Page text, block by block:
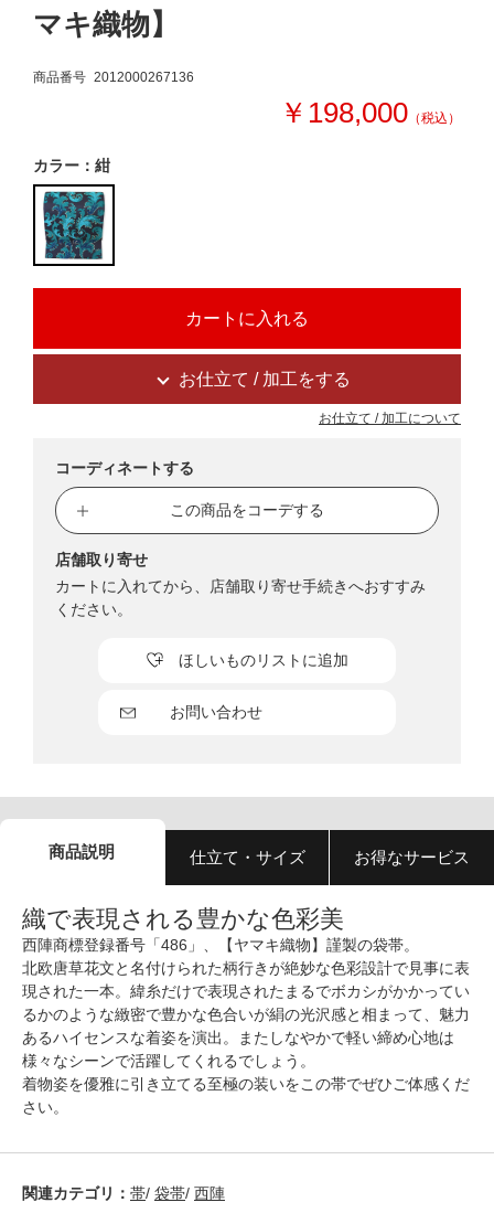
マキ織物】
商品番号 2012000267136
￥198,000 （税込）
カラー：紺
お仕立て / 加工をする
お仕立て / 加工について
コーディネートする
この商品をコーデする
お問い合わせ
ほしいものリストに追加
店舗取り寄せ
カートに入れてから、店舗取り寄せ手続きへおすすみ
ください。
商品説明 仕立て・サイズ お得なサービス
織で表現される豊かな色彩美
西陣商標登録番号「486」、【ヤマキ織物】謹製の袋帯。
北欧唐草花文と名付けられた柄行きが絶妙な色彩設計で見事に表
現された一本。緯糸だけで表現されたまるでボカシがかかってい
るかのような緻密で豊かな色合いが絹の光沢感と相まって、魅力
あるハイセンスな着姿を演出。またしなやかで軽い締め心地は
様々なシーンで活躍してくれるでしょう。
着物姿を優雅に引き立てる至極の装いをこの帯でぜひご体感くだ
さい。
関連カテゴリ： 帯/ 袋帯/ 西陣